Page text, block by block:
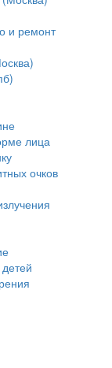
и ремонт
лица
очков